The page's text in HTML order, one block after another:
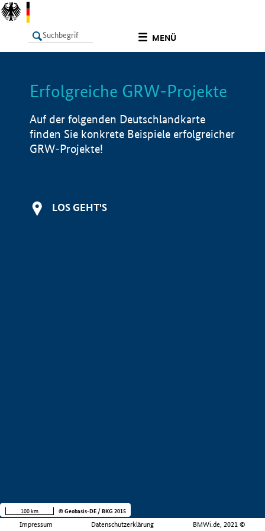
MENÜ
LISTE Info
Erfolgreiche GRW-Projekte
Auf der folgenden Deutschlandkarte
finden Sie konkrete Beispiele erfolgreicher
GRW-Projekte!
LOS GEHT'S
Impressum Datenschutzerklärung BMWi.de, 2021 ©
100 km © Geobasis-DE / BKG 2015